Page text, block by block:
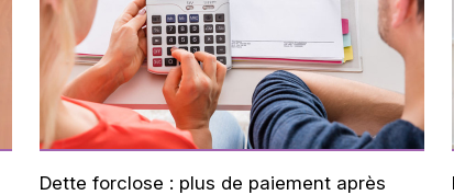
Dette forclose : plus de paiement après